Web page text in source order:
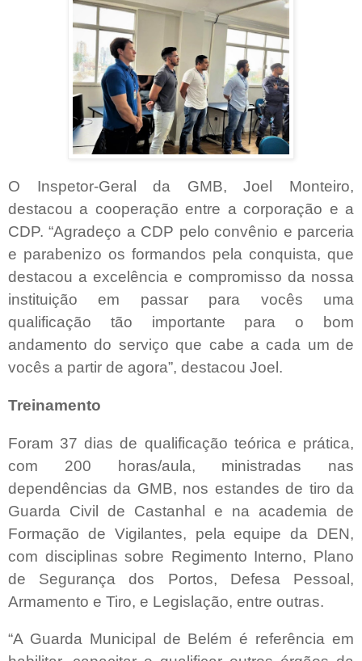
O Inspetor-Geral da GMB, Joel Monteiro,
destacou a cooperação entre a corporação e a
CDP. “Agradeço a CDP pelo convênio e parceria
e parabenizo os formandos pela conquista, que
destacou a excelência e compromisso da nossa
instituição em passar para vocês uma
qualificação tão importante para o bom
andamento do serviço que cabe a cada um de
vocês a partir de agora”, destacou Joel.
Treinamento
Foram 37 dias de qualificação teórica e prática,
com 200 horas/aula, ministradas nas
dependências da GMB, nos estandes de tiro da
Guarda Civil de Castanhal e na academia de
Formação de Vigilantes, pela equipe da DEN,
com disciplinas sobre Regimento Interno, Plano
de Segurança dos Portos, Defesa Pessoal,
Armamento e Tiro, e Legislação, entre outras.
“A Guarda Municipal de Belém é referência em